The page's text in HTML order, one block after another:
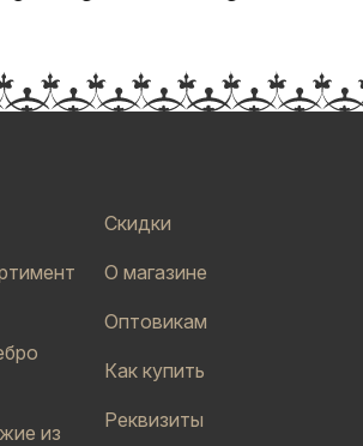
из
Скидки
О магазине
Оптовикам
Как купить
Реквизиты